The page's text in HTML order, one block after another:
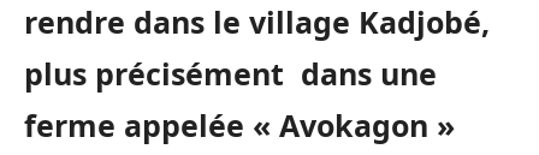
rendre dans le village Kadjobé,
plus précisément dans une
ferme appelée « Avokagon »